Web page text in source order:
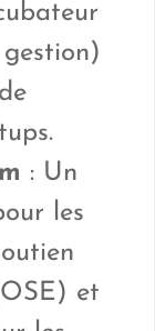
: Un
les
et